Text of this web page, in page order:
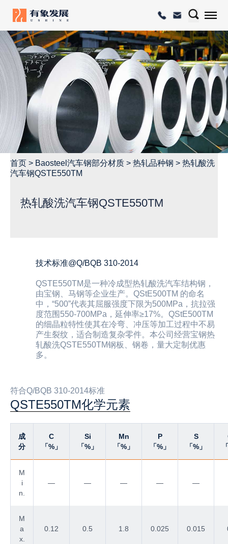
首页 > Baosteel汽车钢部分材质 > 热轧品种钢 > 热轧酸洗
汽车钢QSTE550TM
热轧酸洗汽车钢QSTE550TM
技术标准@Q/BQB 310-2014
QSTE550TM是一种冷成型热轧酸洗汽车结构钢，
由宝钢、马钢等企业生产。QStE500TM 的命名
中，“500”代表其屈服强度下限为500MPa，抗拉强
度范围550-700MPa，延伸率≥17%。QStE500TM
的细晶粒特性使其在冷弯、冲压等加工过程中不易
产生裂纹，适合制造复杂零件。本公司经营宝钢热
轧酸洗QSTE550TM钢板、钢卷，量大定制优惠
多。
符合Q/BQB 310-2014标准
QSTE550TM化学元素
成
分
C
「%」
Si
「%」
Mn
「%」
P
「%」
S
「%」
M
i
n.
— — — — —
M
a
x.
0.12 0.5 1.8 0.025 0.015